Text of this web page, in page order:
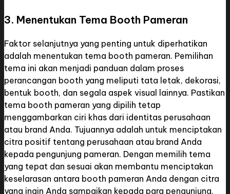
3. Menentukan Tema Booth Pameran
Faktor selanjutnya yang penting untuk diperhatikan
adalah menentukan tema booth pameran. Pemilihan
tema ini akan menjadi panduan dalam proses
perancangan booth yang meliputi tata letak, dekorasi,
bentuk booth, dan segala aspek visual lainnya. Pastikan
tema booth pameran yang dipilih tetap
menggambarkan ciri khas dari identitas perusahaan
atau brand Anda. Tujuannya adalah untuk menciptakan
citra positif tentang perusahaan atau brand Anda
kepada pengunjung pameran. Dengan memilih tema
yang tepat dan sesuai akan membantu menciptakan
keselarasan antara booth pameran Anda dengan citra
yang ingin Anda sampaikan kepada para pengunjung.